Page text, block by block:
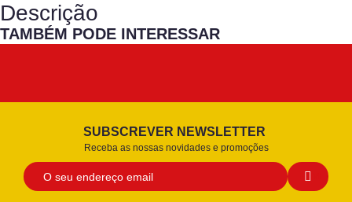
Descrição
TAMBÉM PODE INTERESSAR
SUBSCREVER NEWSLETTER
Receba as nossas novidades e promoções